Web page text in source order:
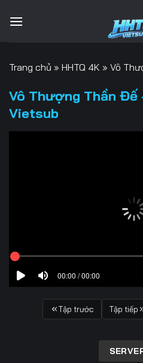
qua
Trang chủ » HHTQ 4K » Vô
Vô Thượng Thần Đế
Vietsub
00:00 / 00:00
Tập trước Tập tiếp